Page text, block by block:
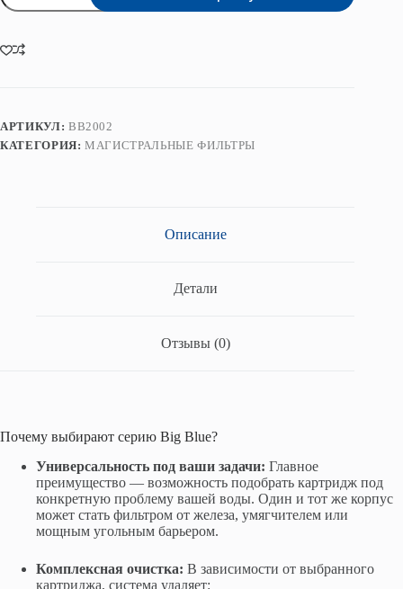
245₴.
Фильтр
Big
Blue
АРТИКУЛ: ВВ2002
КАТЕГОРИЯ:МАГИСТРАЛЬНЫЕ ФИЛЬТРЫ
Описание
Детали
Отзывы (0)
Почему выбирают серию Big Blue?
Универсальность под ваши задачи: Главное
преимущество — возможность подобрать картридж под
конкретную проблему вашей воды. Один и тот же корпус
может стать фильтром от железа, умягчителем или
мощным угольным барьером.
Комплексная очистка: В зависимости от выбранного
картриджа, система удаляет: